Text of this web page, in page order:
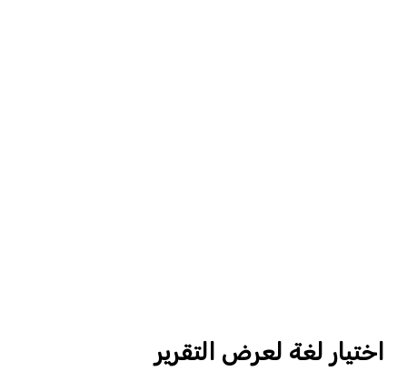
اختيار لغة لعرض التقرير